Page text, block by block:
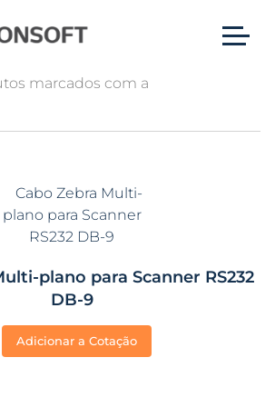
marcados com a
plano para Scanner RS232
DB-9
Adicionar a Cotação